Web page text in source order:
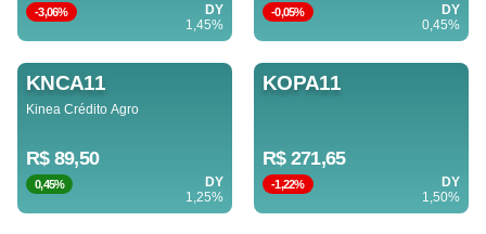
-3,06%
DY
1,45%
-0,05%
DY
0,45%
KNCA11
Kinea Crédito Agro
R$ 89,50
0,45%
DY
1,25%
KOPA11
R$ 271,65
-1,22%
DY
1,50%